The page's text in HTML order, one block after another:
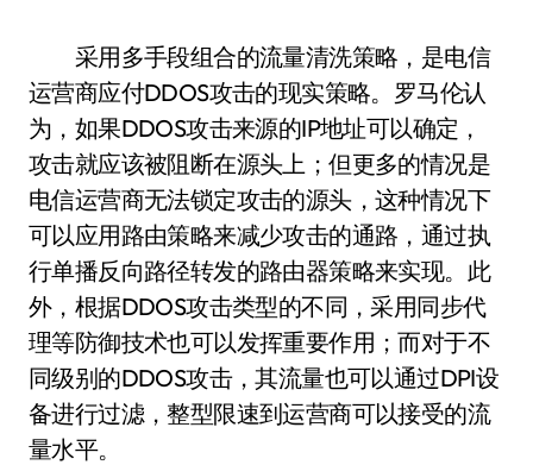
采用多手段组合的流量清洗策略，是电信
运营商应付DDOS攻击的现实策略。罗马伦认
为，如果DDOS攻击来源的IP地址可以确定，
攻击就应该被阻断在源头上；但更多的情况是
电信运营商无法锁定攻击的源头，这种情况下
可以应用路由策略来减少攻击的通路，通过执
行单播反向路径转发的路由器策略来实现。此
外，根据DDOS攻击类型的不同，采用同步代
理等防御技术也可以发挥重要作用；而对于不
同级别的DDOS攻击，其流量也可以通过DPI设
备进行过滤，整型限速到运营商可以接受的流
量水平。